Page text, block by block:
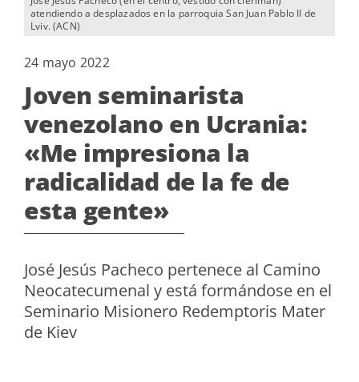
atendiendo a desplazados en la parroquia San Juan Pablo II de
Lviv. (ACN)
24 mayo 2022
Joven seminarista
venezolano en Ucrania:
«Me impresiona la
radicalidad de la fe de
esta gente»
José Jesús Pacheco pertenece al Camino
Neocatecumenal y está formándose en el
Seminario Misionero Redemptoris Mater
de Kiev